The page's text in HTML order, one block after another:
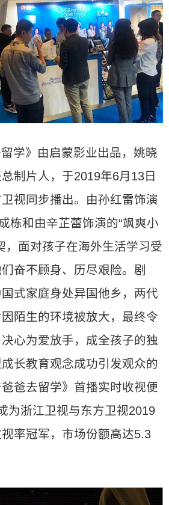
留学》由启蒙影业出品，姚晓
制片人，于2019年6月13日
视同步播出。由孙红雷饰演
栋和由辛芷蕾饰演的“飒爽小
，面对孩子在海外生活学习受
奋不顾身、历尽艰险。剧
式家庭身处异国他乡，两代
陌生的环境被放大，最终令
心为爱放手，成全孩子的独
长教育观念成功引发观众的
爸去留学》首播实时收视便
为浙江卫视与东方卫视2019
率冠军，市场份额高达5.3